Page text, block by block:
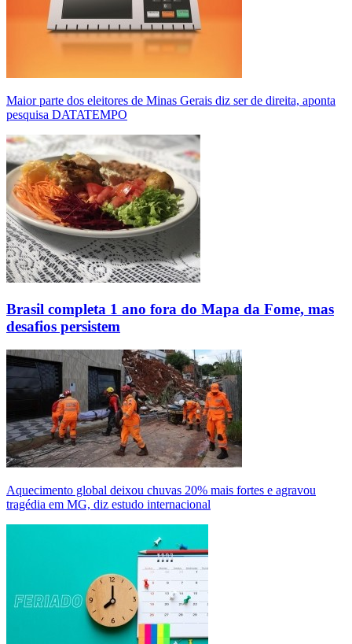
Maior parte dos eleitores de Minas Gerais diz ser de direita, aponta
pesquisa DATATEMPO
Brasil completa 1 ano fora do Mapa da Fome, mas
desafios persistem
Aquecimento global deixou chuvas 20% mais fortes e agravou
tragédia em MG, diz estudo internacional